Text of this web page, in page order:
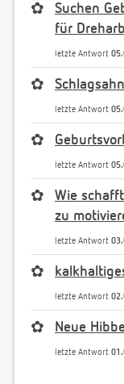
✿
Suchen
für
letzte Antwort
✿
letzte Antwort
✿
letzte Antwort
✿
Wie
zu
letzte Antwort
✿
letzte Antwort
✿ Neue
letzte Antwort